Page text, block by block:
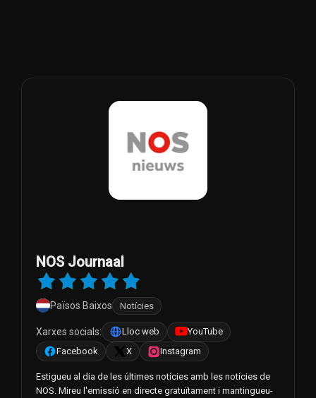
NOS Journaal
Països Baixos Notícies
Xarxes socials: Lloc web
YouTube
Facebook
X Instagram
Estigueu al dia de les últimes notícies amb les notícies de
NOS. Mireu l'emissió en directe gratuïtament i mantingueu-